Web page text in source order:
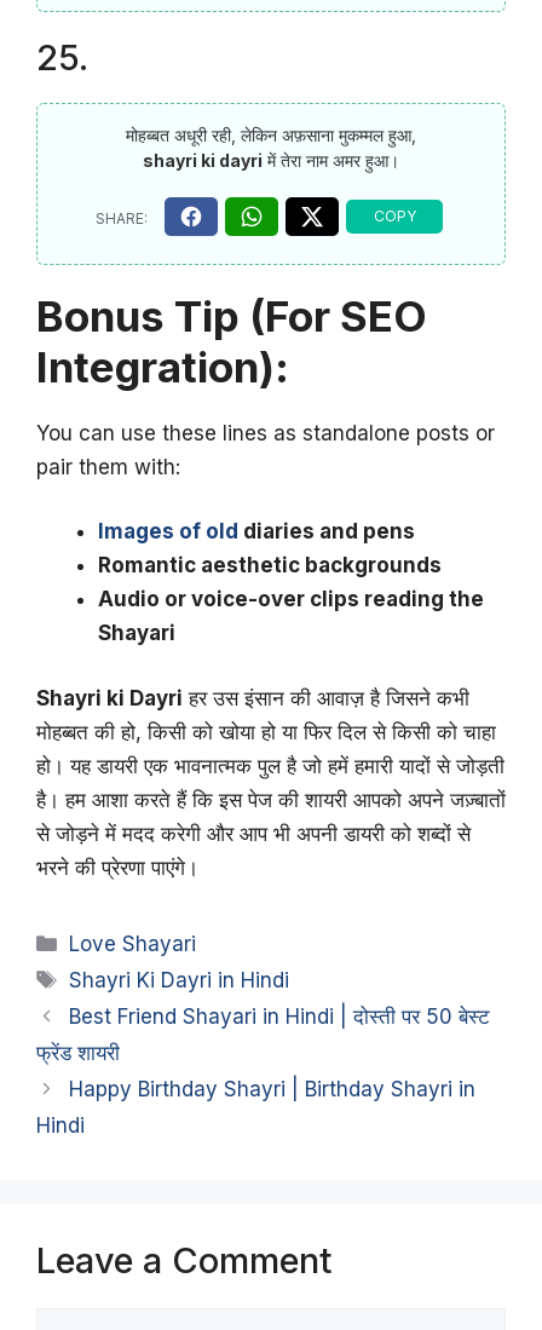
25.
मोहब्बत अधूरी रही, लेकिन अफ़साना मुकम्मल हुआ,
shayri ki dayri में तेरा नाम अमर हुआ।
Bonus Tip (For SEO
Integration):
You can use these lines as standalone posts or
pair them with:
Images of old diaries and pens
Romantic aesthetic backgrounds
Audio or voice-over clips reading the
Shayari
Shayri ki Dayri हर उस इंसान की आवाज़ है जिसने कभी
मोहब्बत की हो, किसी को खोया हो या फिर दिल से किसी को चाहा
हो। यह डायरी एक भावनात्मक पुल है जो हमें हमारी यादों से जोड़ती
है। हम आशा करते हैं कि इस पेज की शायरी आपको अपने जज़्बातों
से जोड़ने में मदद करेगी और आप भी अपनी डायरी को शब्दों से
भरने की प्रेरणा पाएंगे।
Categories
Love Shayari
Tags
Shayri Ki Dayri in Hindi
Best Friend Shayari in Hindi | दोस्ती पर 50 बेस्ट
फ्रेंड शायरी
Happy Birthday Shayri | Birthday Shayri in
Hindi
Leave a Comment